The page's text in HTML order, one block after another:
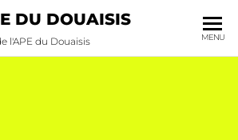
DU DOUAISIS
l'APE du Douaisis MENU